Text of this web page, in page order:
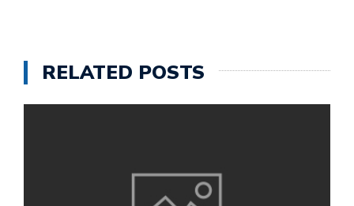
RELATED POSTS